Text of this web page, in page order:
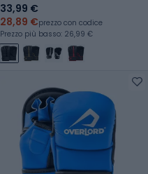
33,99 €
28,89 €prezzo con codice
Prezzo più basso: 26,99 €